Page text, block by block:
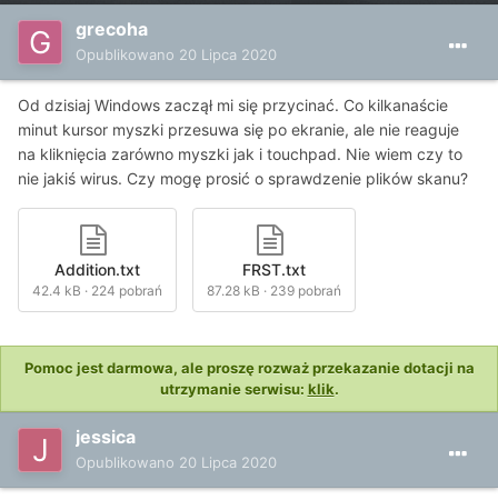
grecoha
Opublikowano 20 Lipca 2020
Od dzisiaj Windows zaczął mi się przycinać. Co kilkanaście
minut kursor myszki przesuwa się po ekranie, ale nie reaguje
na kliknięcia zarówno myszki jak i touchpad. Nie wiem czy to
nie jakiś wirus. Czy mogę prosić o sprawdzenie plików skanu?
Addition.txt
42.4 kB · 224 pobrań
FRST.txt
87.28 kB · 239 pobrań
Pomoc jest darmowa, ale proszę rozważ przekazanie dotacji na
utrzymanie serwisu: klik.
jessica
Opublikowano 20 Lipca 2020